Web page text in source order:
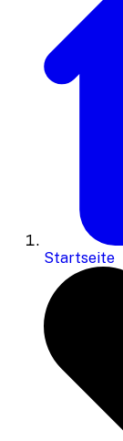
Startseite